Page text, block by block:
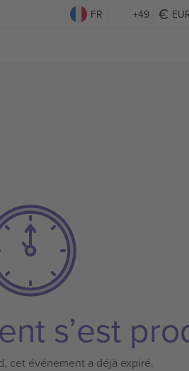
FR +49
s’est
cet événement a déjà expiré.